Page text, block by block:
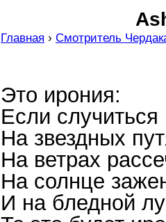
Главная › Смотритель
Это ирония:
Если случиться
На звездных
На ветрах
На солнце
И на бледной